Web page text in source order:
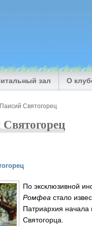
зал О
Святогорец
По эксклюзивной
Ромфеа стало
Патриархия начала
Святогорца.